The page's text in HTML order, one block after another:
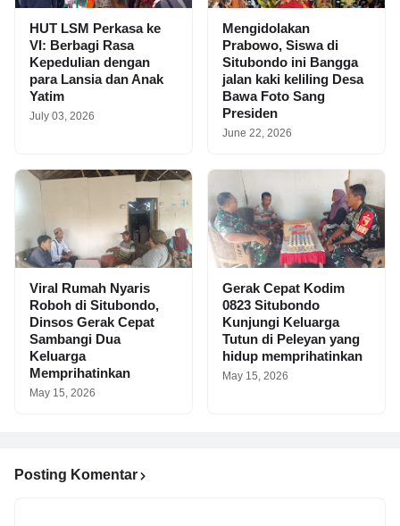
HUT LSM Perkasa ke
VI: Berbagi Rasa
Kepedulian dengan
para Lansia dan Anak
Yatim
July 03, 2026
Mengidolakan
Prabowo, Siswa di
Situbondo ini Bangga
jalan kaki keliling Desa
Bawa Foto Sang
Presiden
June 22, 2026
Viral Rumah Nyaris
Roboh di Situbondo,
Dinsos Gerak Cepat
Sambangi Dua
Keluarga
Memprihatinkan
May 15, 2026
Gerak Cepat Kodim
0823 Situbondo
Kunjungi Keluarga
Tutun di Peleyan yang
hidup memprihatinkan
May 15, 2026
Posting Komentar